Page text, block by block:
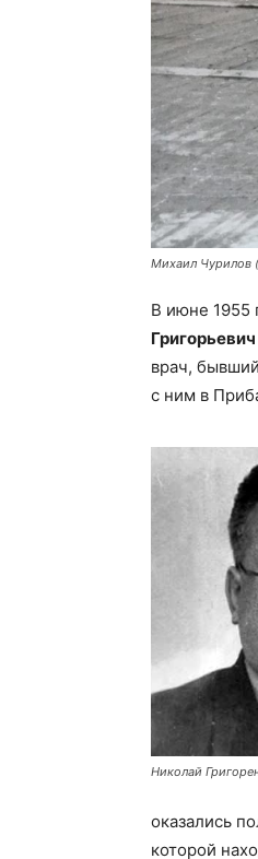
Михаил Чурилов
В июне 1955
врач,
с ним в
Николай
оказались
которой